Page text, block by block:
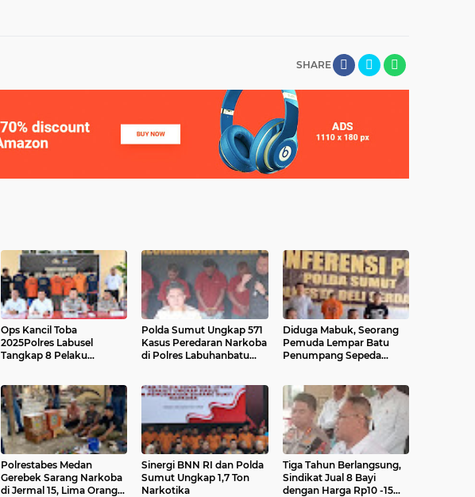
SHARE
Ops Kancil Toba
2025Polres Labusel
Tangkap 8 Pelaku
Polda Sumut Ungkap 571
Kasus Peredaran Narkoba
di Polres Labuhanbatu
Diduga Mabuk, Seorang
Pemuda Lempar Batu
Penumpang Sepeda
Polrestabes Medan
Gerebek Sarang Narkoba
di Jermal 15, Lima Orang
Sinergi BNN RI dan Polda
Sumut Ungkap 1,7 Ton
Narkotika
Tiga Tahun Berlangsung,
Sindikat Jual 8 Bayi
dengan Harga Rp10 -15